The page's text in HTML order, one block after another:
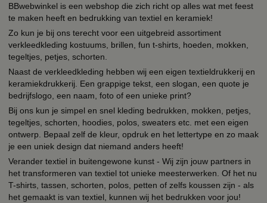
BBwebwinkel is een webshop die zich richt op alles wat met feest
te maken heeft en bedrukking van textiel en keramiek!
Zo kun je bij ons terecht voor een uitgebreid assortiment
verkleedkleding kostuums, brillen, fun t-shirts, hoeden, mokken,
tegeltjes, petjes, schorten.
Naast de verkleedkleding hebben wij een eigen textieldrukkerij en
keramiekdrukkerij. Een grappige tekst, een slogan, een quote je
bedrijfslogo, een naam, foto of een unieke print?
Bij ons kun je simpel en snel kleding bedrukken, mokken, petjes,
tegeltjes, schorten, hoodies, polos, sweaters etc. met een eigen
ontwerp. Bepaal zelf de kleur, opdruk en het lettertype en zo maak
je een uniek design dat niemand anders heeft!
Verander textiel in buitengewone kunst - Wij zijn jouw partners in
het transformeren van textiel tot unieke meesterwerken. Of het nu
T-shirts, tassen, schorten, polos, petten of zelfs koussen zijn - als
het gemaakt is van textiel, kunnen wij het bedrukken voor jou!